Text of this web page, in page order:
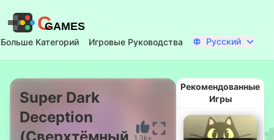
CGAMES
Больше Категорий Игровые Руководства Русский
Начать Сейчас
Super Dark
Deception
1.3k+
Рекомендованные
Игры